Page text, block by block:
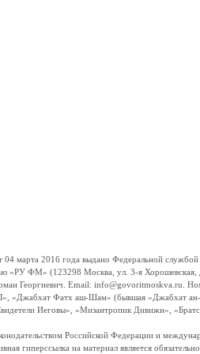
2016 года выдано Федеральной службой
«РУ ФМ» (123298 Москва, ул. 3-я
Георгиевич. Email: info@govoritmoskva.ru.
«Джабхат Фатх аш-Шам» (бывшая «Джабхат
Иеговы», «Мизантропик Дивижн»,
Российской Федерации и
гиперссылка на материал является